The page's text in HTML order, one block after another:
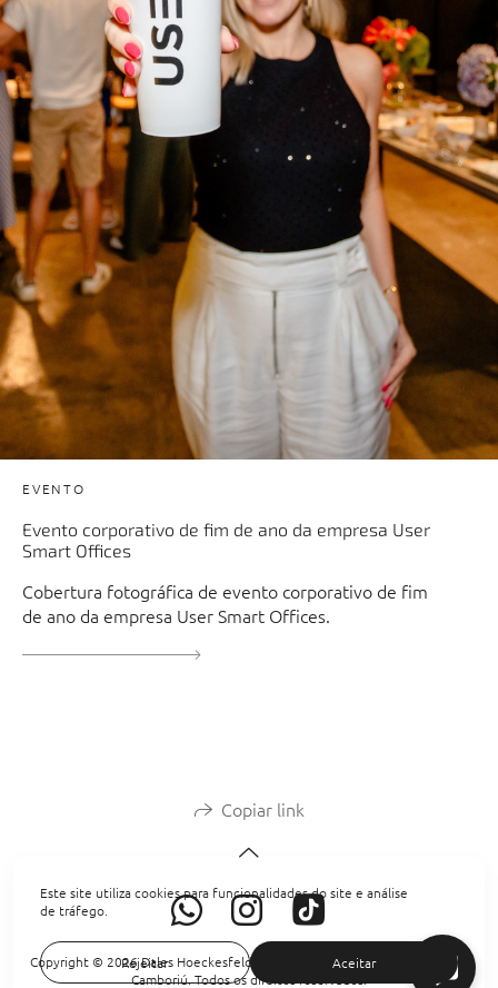
EVENTO
Evento corporativo de fim de ano da empresa User
Smart Offices
Cobertura fotográfica de evento corporativo de fim
de ano da empresa User Smart Offices.
Copiar link
Copyright © 2026 Dales Hoeckesfeld fotógrafo de histórias em Balneário
Camboriú. Todos os direitos reservados.
Este site utiliza cookies para funcionalidades do site e análise
de tráfego.
Rejeitar Aceitar